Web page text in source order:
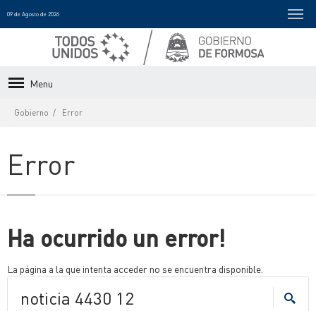
09 de Agosto de 2026
Menu
Gobierno Error
Error
Ha ocurrido un error!
La página a la que intenta acceder no se encuentra disponible.